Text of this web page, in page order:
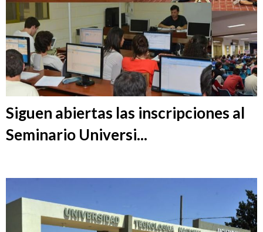
Siguen abiertas las inscripciones al
Seminario Universi...